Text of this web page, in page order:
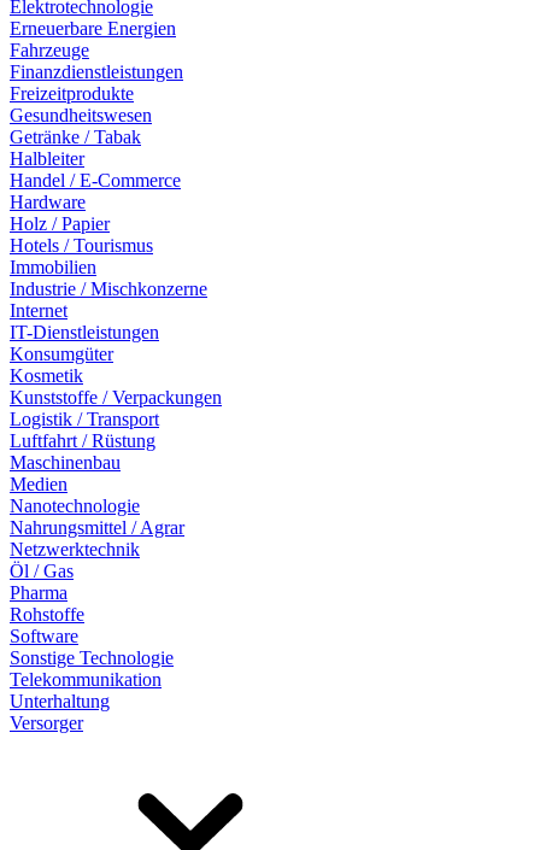
Elektrotechnologie
Erneuerbare Energien
Fahrzeuge
Finanzdienstleistungen
Freizeitprodukte
Gesundheitswesen
Getränke / Tabak
Halbleiter
Handel / E-Commerce
Hardware
Holz / Papier
Hotels / Tourismus
Immobilien
Industrie / Mischkonzerne
Internet
IT-Dienstleistungen
Konsumgüter
Kosmetik
Kunststoffe / Verpackungen
Logistik / Transport
Luftfahrt / Rüstung
Maschinenbau
Medien
Nanotechnologie
Nahrungsmittel / Agrar
Netzwerktechnik
Öl / Gas
Pharma
Rohstoffe
Software
Sonstige Technologie
Telekommunikation
Unterhaltung
Versorger